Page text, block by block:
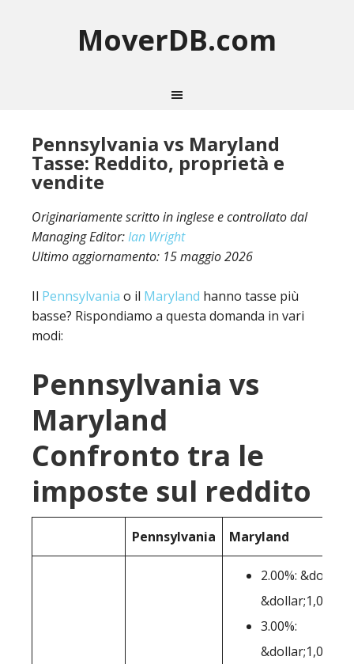
MoverDB.com
Pennsylvania vs Maryland
Tasse: Reddito, proprietà e
vendite
Originariamente scritto in inglese e controllato dal
Managing Editor:Ian Wright
Ultimo aggiornamento: 15 maggio 2026
Il Pennsylvania o il Maryland hanno tasse più
basse? Rispondiamo a questa domanda in vari
modi:
Pennsylvania vs
Maryland
Confronto tra le
imposte sul reddito
Pennsylvania Maryland
2.00%:
&dollar;1,000
3.00%:
&dollar;1,001-